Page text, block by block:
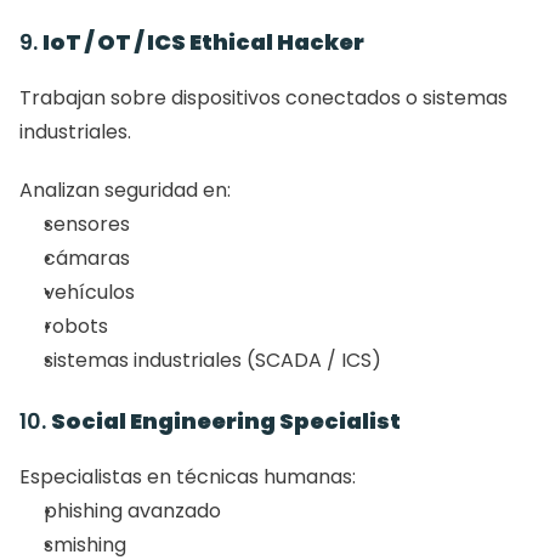
9. IoT / OT / ICS Ethical Hacker
Trabajan sobre dispositivos conectados o sistemas
industriales.
Analizan seguridad en:
sensores
cámaras
vehículos
robots
sistemas industriales (SCADA / ICS)
10. Social Engineering Specialist
Especialistas en técnicas humanas:
phishing avanzado
smishing